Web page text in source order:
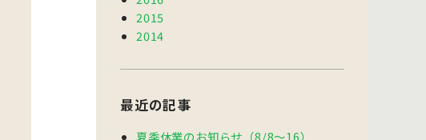
2015
2014
最近の記事
夏季休業のお知らせ（8/8～16）